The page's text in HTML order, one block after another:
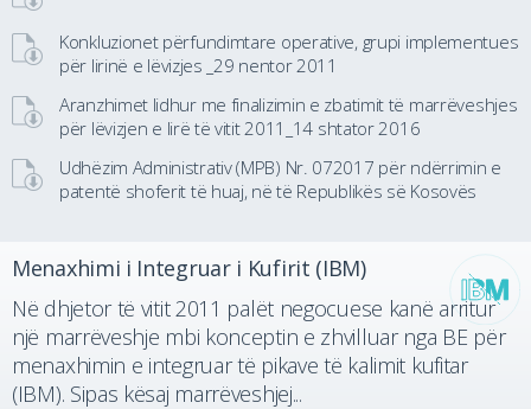
Konkluzionet përfundimtare operative, grupi implementues
për lirinë e lëvizjes _29 nentor 2011
Aranzhimet lidhur me finalizimin e zbatimit të marrëveshjes
për lëvizjen e lirë të vitit 2011_14 shtator 2016
Udhëzim Administrativ (MPB) Nr. 072017 për ndërrimin e
patentë shoferit të huaj, në të Republikës së Kosovës
Menaxhimi i Integruar i Kufirit (IBM)
Në dhjetor të vitit 2011 palët negocuese kanë arritur
një marrëveshje mbi konceptin e zhvilluar nga BE për
menaxhimin e integruar të pikave të kalimit kufitar
(IBM). Sipas kësaj marrëveshjej...